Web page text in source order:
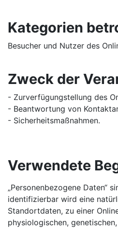
Kategorien
Besucher und Nutzer des
Zweck der
- Zurverfügungstellung des
- Beantwortung von
- Sicherheitsmaßnahmen.
Verwendete
„Personenbezogene Daten“
identifizierbar wird eine
Standortdaten, zu einer
physiologischen,